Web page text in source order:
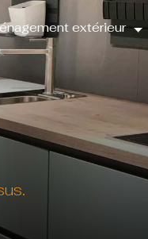
extérieur